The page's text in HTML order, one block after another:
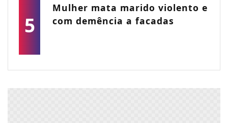
5
Mulher mata marido violento e
com demência a facadas